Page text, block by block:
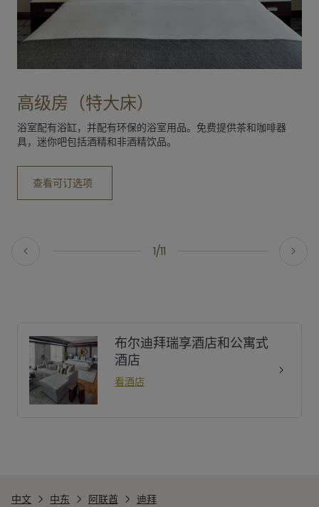
1/11
高级房（特大床）
浴室配有浴缸，并配有环保的浴室用品。免费提供茶和咖啡器
具，迷你吧包括酒精和非酒精饮品。
查看可订选项
布尔迪拜瑞享酒店和公寓式
酒店
看酒店
中文 中东 阿联酋
迪拜